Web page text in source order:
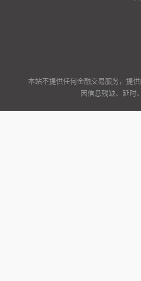
本站不提供任何金融交易服务，提
因信息残缺、延时